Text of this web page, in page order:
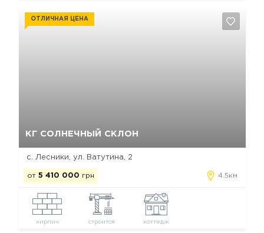
КГ СОЛНЕЧНЫЙ СКЛОН
ОТЛИЧНАЯ ЦЕНА
с. Лесники, ул. Ватутина, 2
от 5 410 000 грн 4.5км
кирпич строится коттедж